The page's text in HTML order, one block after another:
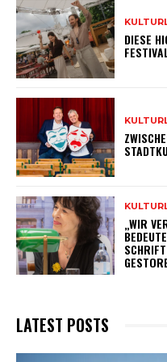
DIESE
„WIR
LATEST POSTS